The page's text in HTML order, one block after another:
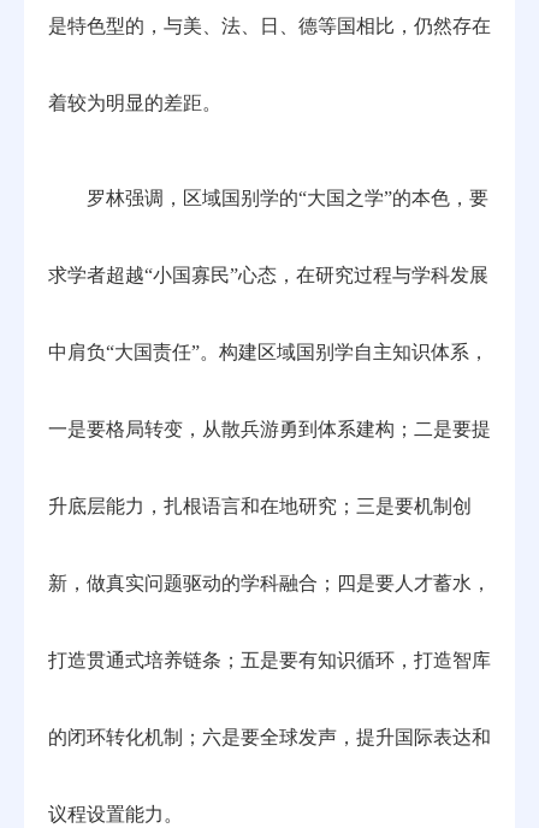
是特色型的，与美、法、日、德等国相比，仍然存在
着较为明显的差距。
罗林强调，区域国别学的“大国之学”的本色，要
求学者超越“小国寡民”心态，在研究过程与学科发展
中肩负“大国责任”。构建区域国别学自主知识体系，
一是要格局转变，从散兵游勇到体系建构；二是要提
升底层能力，扎根语言和在地研究；三是要机制创
新，做真实问题驱动的学科融合；四是要人才蓄水，
打造贯通式培养链条；五是要有知识循环，打造智库
的闭环转化机制；六是要全球发声，提升国际表达和
议程设置能力。